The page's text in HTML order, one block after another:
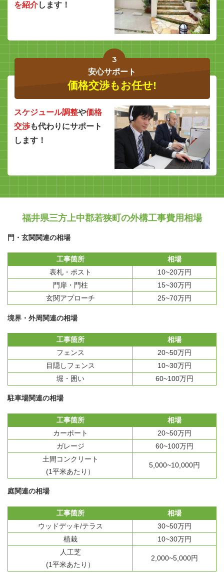
を紹介します！
3
安心サポート
価格交渉もお任せ!
スケジュール調整や価格
交渉も代わりにサポート
します！
福井県三方上中郡若狭町の外構工事費用相場
門・玄関関連の相場
工事箇所
相場
表札・ポスト
10~20万円
門扉・門柱
15~30万円
玄関アプローチ
25~70万円
境界・外周関連の相場
工事箇所
相場
フェンス
20~50万円
目隠しフェンス
10~30万円
堀・囲い
60~100万円
駐車場関連の相場
工事箇所
相場
カーポート
20~50万円
ガレージ
60~100万円
土間コンクリート
(1平米あたり）
5,000~10,000円
庭関連の相場
工事箇所
相場
ウッドデッキ/テラス
30~50万円
植栽
10~30万円
人工芝
(1平米あたり）
2,000~5,000円